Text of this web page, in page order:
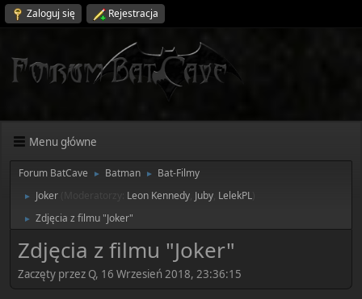
Zaloguj się Rejestracja
Menu główne
Forum BatCave ► Batman ► Bat-Filmy
► Joker Leon Kennedy Juby LelekPL
► Zdjęcia z filmu "Joker"
Zdjęcia z filmu "Joker"
Zaczęty przez Q, 16 Wrzesień 2018, 23:36:15